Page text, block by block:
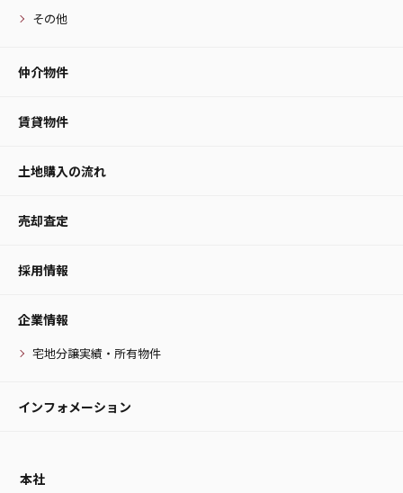
その他
仲介物件
賃貸物件
土地購入の流れ
売却査定
採用情報
企業情報
宅地分譲実績・所有物件
インフォメーション
本社